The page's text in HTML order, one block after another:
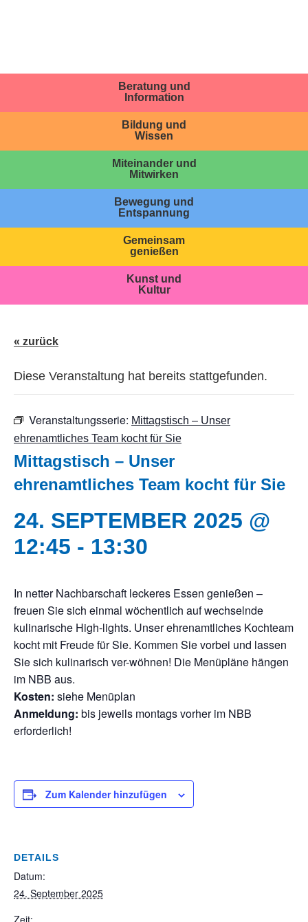
Beratung und
Information
Bildung und
Wissen
Miteinander und
Mitwirken
Bewegung und
Entspannung
Gemeinsam
genießen
Kunst und
Kultur
« zurück
Diese Veranstaltung hat bereits stattgefunden.
Veranstaltungsserie: Mittagstisch – Unser
ehrenamtliches Team kocht für Sie
Mittagstisch – Unser
ehrenamtliches Team kocht für Sie
24. SEPTEMBER 2025 @
12:45 - 13:30
In netter Nachbarschaft leckeres Essen genießen –
freuen Sie sich einmal wöchentlich auf wechselnde
kulinarische High-lights. Unser ehrenamtliches Kochteam
kocht mit Freude für Sie. Kommen Sie vorbei und lassen
Sie sich kulinarisch ver-wöhnen! Die Menüpläne hängen
im NBB aus.
Kosten: siehe Menüplan
Anmeldung: bis jeweils montags vorher im NBB
erforderlich!
Zum Kalender hinzufügen
DETAILS
Datum:
24. September 2025
Zeit: